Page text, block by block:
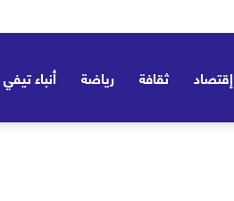
إقتصاد ثقافة رياضة أنباء تيفي